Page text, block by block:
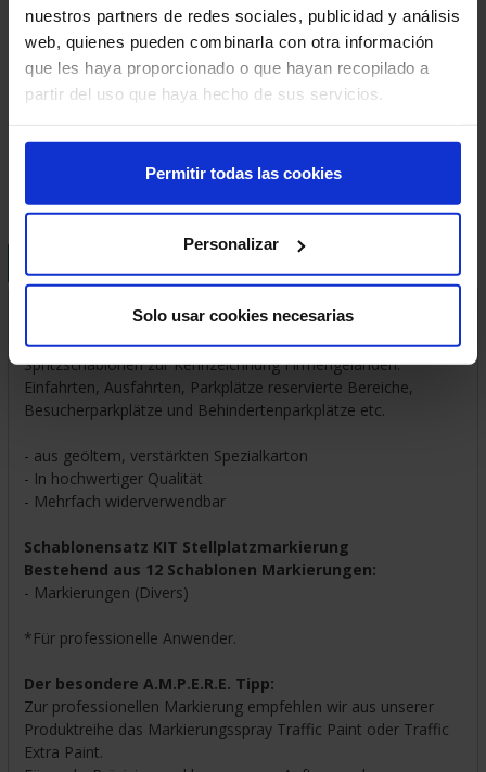
nuestros partners de redes sociales, publicidad y análisis
web, quienes pueden combinarla con otra información
que les haya proporcionado o que hayan recopilado a
partir del uso que haya hecho de sus servicios.
Permitir todas las cookies
Personalizar
Solo usar cookies necesarias
INFORMATIONEN ANFRAGEN
Zufriedenheit garantiert
Schablonensätze
Spritzschablonen zur Kennzeichnung Firmengeländen:
Einfahrten, Ausfahrten, Parkplätze reservierte Bereiche,
Besucherparkplätze und Behindertenparkplätze etc.
- aus geöltem, verstärkten Spezialkarton
- In hochwertiger Qualität
- Mehrfach widerverwendbar
Schablonensatz KIT Stellplatzmarkierung
Bestehend aus 12 Schablonen Markierungen:
- Markierungen (Divers)
*Für professionelle Anwender.
Der besondere A.M.P.E.R.E. Tipp:
Zur professionellen Markierung empfehlen wir aus unserer
Produktreihe das Markierungsspray Traffic Paint oder Traffic
Extra Paint.